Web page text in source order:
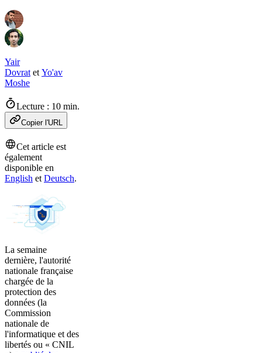
Yair
Dovrat et Yo'av
Moshe
Lecture : 10 min.
Copier l'URL
Cet article est
également
disponible en
English et Deutsch.
La semaine
dernière, l'autorité
nationale française
chargée de la
protection des
données (la
Commission
nationale de
l'informatique et des
libertés ou « CNIL